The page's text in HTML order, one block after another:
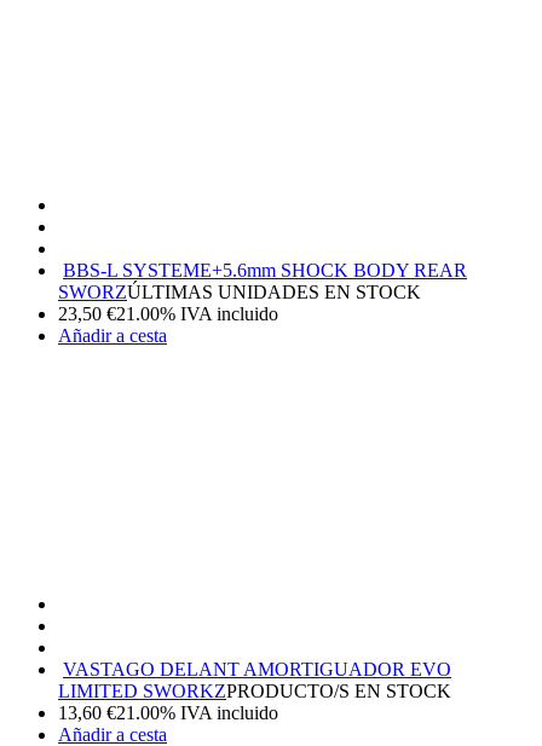
BBS-L SYSTEME+5.6mm SHOCK BODY REAR
SWORZÚLTIMAS UNIDADES EN STOCK
23,50 €21.00% IVA incluido
Añadir a cesta
VASTAGO DELANT AMORTIGUADOR EVO
LIMITED SWORKZPRODUCTO/S EN STOCK
13,60 €21.00% IVA incluido
Añadir a cesta